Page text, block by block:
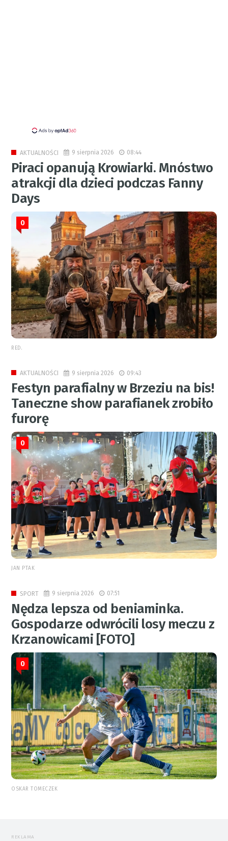
AKTUALNOŚCI 9 sierpnia 2026 08:44
Piraci opanują Krowiarki. Mnóstwo
atrakcji dla dzieci podczas Fanny
Days
0
RED.
AKTUALNOŚCI 9 sierpnia 2026 09:43
Festyn parafialny w Brzeziu na bis!
Taneczne show parafianek zrobiło
furorę
0
JAN PTAK
SPORT 9 sierpnia 2026 07:51
Nędza lepsza od beniaminka.
Gospodarze odwrócili losy meczu z
Krzanowicami [FOTO]
0
OSKAR TOMECZEK
REKLAMA